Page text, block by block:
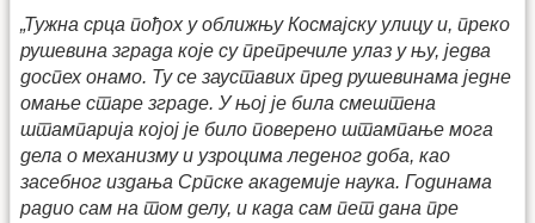
„Тужна срца пођох у оближњу Космајску улицу и, преко
рушевина зграда које су препречиле улаз у њу, једва
доспех онамо. Ту се зауставих пред рушевинама једне
омање старе зграде. У њој је била смештена
штампарија којој је било поверено штампање мога
дела о механизму и узроцима леденог доба, као
засебног издања Српске академије наука. Годинама
радио сам на том делу, и када сам пет дана пре